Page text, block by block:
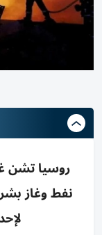
نفط وغاز